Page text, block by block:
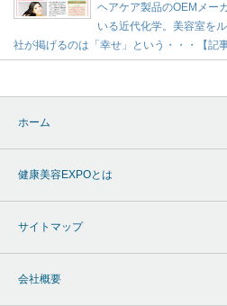
ヘアケア製品のOEMメー
いる近代化学。美容室を
社が掲げるのは「幸せ」という・・・【記事
ホーム
健康美容EXPOとは
サイトマップ
会社概要